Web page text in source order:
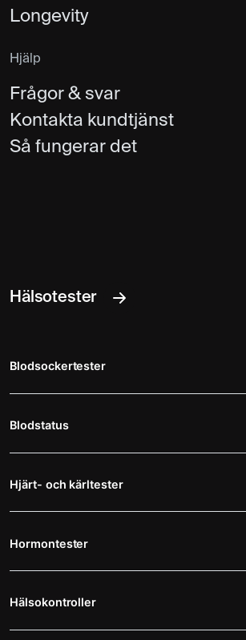
Longevity
Hjälp
Frågor & svar
Kontakta kundtjänst
Så fungerar det
Hälsotester
Blodsockertester
Blodstatus
Hjärt- och kärltester
Hormontester
Hälsokontroller